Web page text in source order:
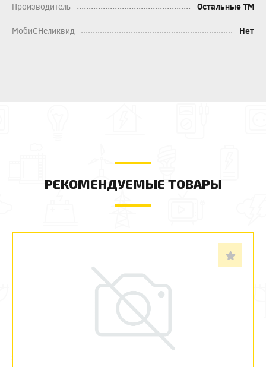
Производитель Остальные ТМ
МобиСНеликвид Нет
РЕКОМЕНДУЕМЫЕ ТОВАРЫ